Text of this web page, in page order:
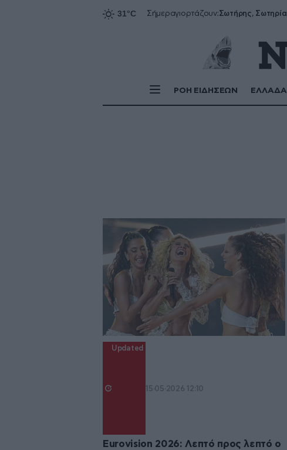
Σήμεραγιορτάζουν:
ΡΟΗ ΕΙΔΗΣΕΩΝ ΕΛΛΑΔΑ
Updated
15·05·2026 12:10
Eurovision 2026: Λεπτό προς λεπτό ο